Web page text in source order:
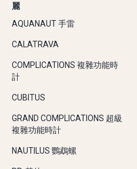
麗
AQUANAUT 手雷
CALATRAVA
COMPLICATIONS 複雜功能時
計
CUBITUS
GRAND COMPLICATIONS 超級
複雜功能時計
NAUTILUS 鸚鵡螺